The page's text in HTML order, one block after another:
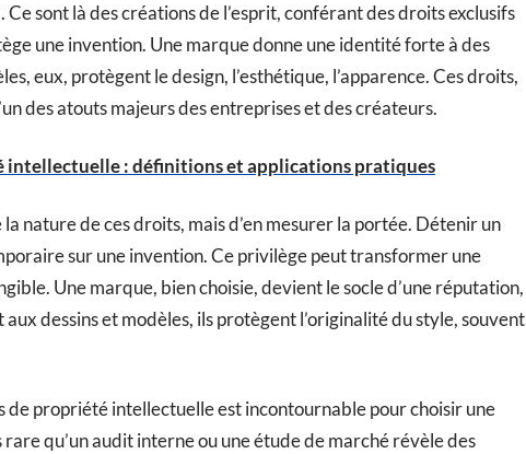
Ce sont là des créations de l’esprit, conférant des droits exclusifs
une invention. Une marque donne une identité forte à des
eux, protègent le design, l’esthétique, l’apparence. Ces droits,
des atouts majeurs des entreprises et des créateurs.
intellectuelle : définitions et applications pratiques
nature de ces droits, mais d’en mesurer la portée. Détenir un
sur une invention. Ce privilège peut transformer une
Une marque, bien choisie, devient le socle d’une réputation,
dessins et modèles, ils protègent l’originalité du style, souvent
de propriété intellectuelle est incontournable pour choisir une
rare qu’un audit interne ou une étude de marché révèle des